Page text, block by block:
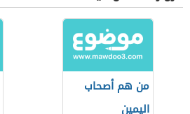
من هم أصحاب
اليمين